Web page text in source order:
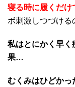
寝る時に履くだけ
ボ刺激しつづける
私はとにかく早く
果…
むくみはひどかっ